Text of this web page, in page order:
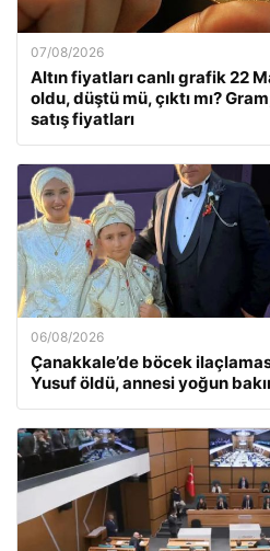
07/08/2026
Altın fiyatları canlı grafik 22
oldu, düştü mü, çıktı mı?
satış fiyatları
06/08/2026
Çanakkale’de böcek
Yusuf öldü, annesi yoğun